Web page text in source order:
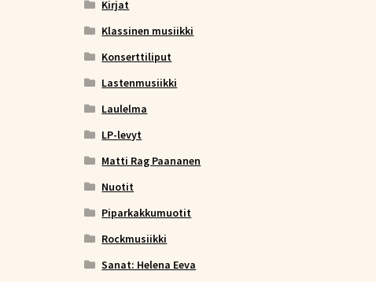
Kirjat
Klassinen musiikki
Konserttiliput
Lastenmusiikki
Laulelma
LP-levyt
Matti Rag Paananen
Nuotit
Piparkakkumuotit
Rockmusiikki
Sanat: Helena Eeva